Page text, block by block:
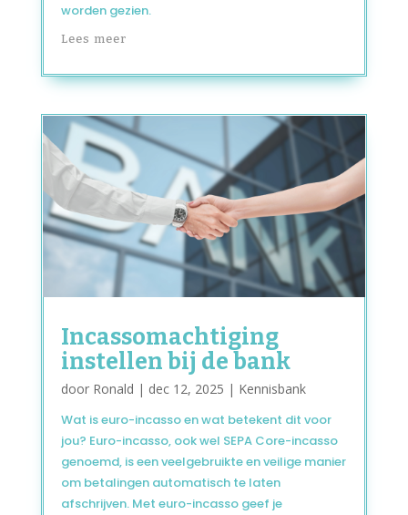
worden gezien.
Lees meer
Incassomachtiging
instellen bij de bank
door Ronald | dec 12, 2025 | Kennisbank
Wat is euro-incasso en wat betekent dit voor
jou? Euro-incasso, ook wel SEPA Core-incasso
genoemd, is een veelgebruikte en veilige manier
om betalingen automatisch te laten
afschrijven. Met euro-incasso geef je